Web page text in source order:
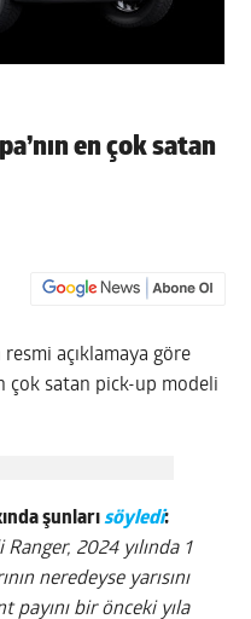
en çok satan
açıklamaya göre
çok satan pick-up modeli
şunlarısöyledi:
Ranger, 2024 yılında 1
neredeyse yarısını
payını bir önceki yıla